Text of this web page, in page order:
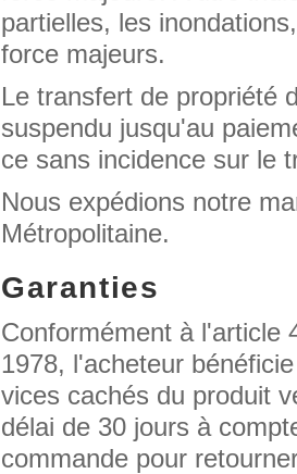
partielles, les
force majeurs.
Le transfert de propriété
suspendu jusqu'au
ce sans incidence sur le
Nous expédions notre
Métropolitaine.
Garanties
Conformément à l'article
1978, l'acheteur
vices cachés du produit
délai de 30 jours à
commande pour